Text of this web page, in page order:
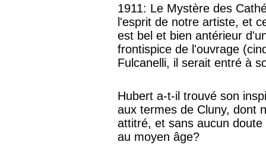
1911: Le Mystère des
l'esprit de notre artiste, et
est bel et bien antérieur
frontispice de l'ouvrage
Fulcanelli, il serait entré à
Hubert a-t-il trouvé son
aux termes de Cluny, dont
attitré, et sans aucun
au moyen âge?